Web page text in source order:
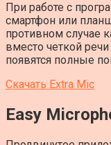
При работе с
смартфон или
противном случае
вместо четкой
появятся полные
Скачать Extra Mic
Easy